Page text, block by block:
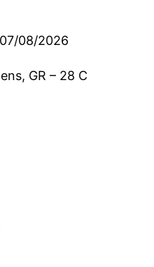
07/08/2026
GR – 28 C